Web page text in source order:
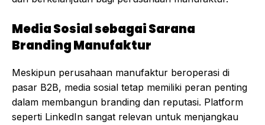
Media Sosial sebagai Sarana
Branding Manufaktur
Meskipun perusahaan manufaktur beroperasi di
pasar B2B, media sosial tetap memiliki peran penting
dalam membangun branding dan reputasi. Platform
seperti LinkedIn sangat relevan untuk menjangkau